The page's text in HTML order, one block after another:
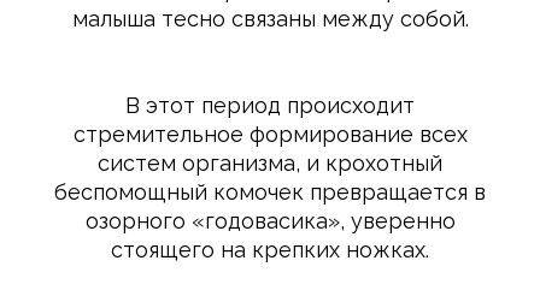
малыша тесно связаны между собой.
В этот период происходит
стремительное формирование всех
систем организма, и крохотный
беспомощный комочек превращается в
озорного «годовасика», уверенно
стоящего на крепких ножках.